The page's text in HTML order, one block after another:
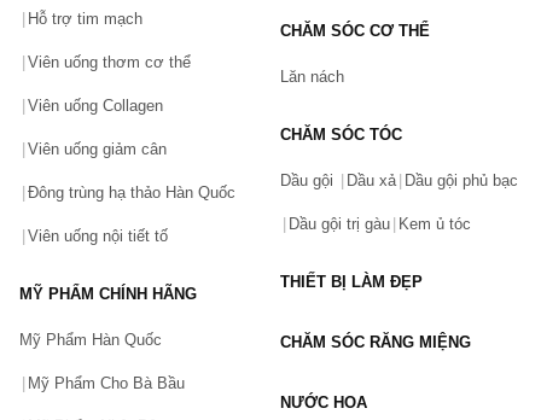
Hỗ trợ tim mạch
Viên uống thơm cơ thể
Viên uống Collagen
Viên uống giảm cân
Đông trùng hạ thảo Hàn Quốc
Viên uống nội tiết tố
MỸ PHẨM CHÍNH HÃNG
Mỹ Phẩm Hàn Quốc
Mỹ Phẩm Cho Bà Bầu
CHĂM SÓC CƠ THỂ
Lăn nách
CHĂM SÓC TÓC
Dầu gội Dầu xả Dầu gội phủ bạc
Dầu gội trị gàu Kem ủ tóc
THIẾT BỊ LÀM ĐẸP
CHĂM SÓC RĂNG MIỆNG
NƯỚC HOA